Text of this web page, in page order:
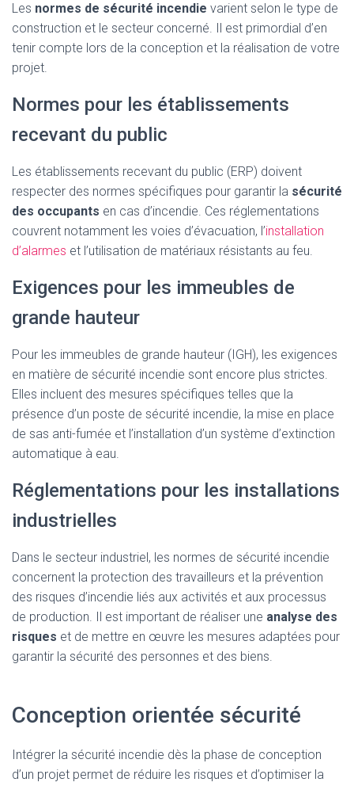
Les normes de sécurité incendie varient selon le type de
construction et le secteur concerné. Il est primordial d’en
tenir compte lors de la conception et la réalisation de votre
projet.
Normes pour les établissements
recevant du public
Les établissements recevant du public (ERP) doivent
respecter des normes spécifiques pour garantir la sécurité
des occupants en cas d’incendie. Ces réglementations
couvrent notamment les voies d’évacuation, l’installation
d’alarmes et l’utilisation de matériaux résistants au feu.
Exigences pour les immeubles de
grande hauteur
Pour les immeubles de grande hauteur (IGH), les exigences
en matière de sécurité incendie sont encore plus strictes.
Elles incluent des mesures spécifiques telles que la
présence d’un poste de sécurité incendie, la mise en place
de sas anti-fumée et l’installation d’un système d’extinction
automatique à eau.
Réglementations pour les installations
industrielles
Dans le secteur industriel, les normes de sécurité incendie
concernent la protection des travailleurs et la prévention
des risques d’incendie liés aux activités et aux processus
de production. Il est important de réaliser une analyse des
risques et de mettre en œuvre les mesures adaptées pour
garantir la sécurité des personnes et des biens.
Conception orientée sécurité
Intégrer la sécurité incendie dès la phase de conception
d’un projet permet de réduire les risques et d’optimiser la